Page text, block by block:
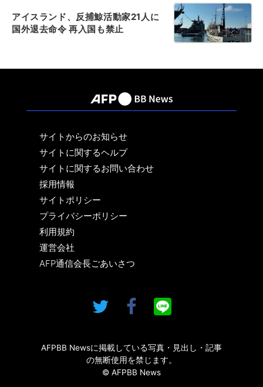
アイスランド、反捕鯨活動家21人に
国外退去命令 再入国も禁止
サイトからのお知らせ
サイトに関するヘルプ
サイトに関するお問い合わせ
採用情報
サイトポリシー
プライバシーポリシー
利用規約
運営会社
AFP通信会長ごあいさつ
AFPBB Newsに掲載している写真・見出し・記事
の無断使用を禁じます。
© AFPBB News